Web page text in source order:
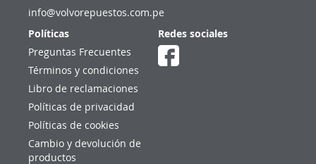
info@volvorepuestos.com.pe
Políticas
Preguntas Frecuentes
Términos y condiciones
Libro de reclamaciones
Políticas de privacidad
Políticas de cookies
Cambio y devolución de
productos
Redes sociales